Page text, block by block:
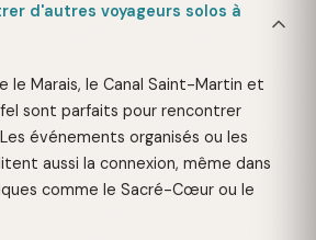
d'autres voyageurs solos à
le Marais, le Canal Saint-Martin et
sont parfaits pour rencontrer
événements organisés ou les
aussi la connexion, même dans
comme le Sacré-Cœur ou le